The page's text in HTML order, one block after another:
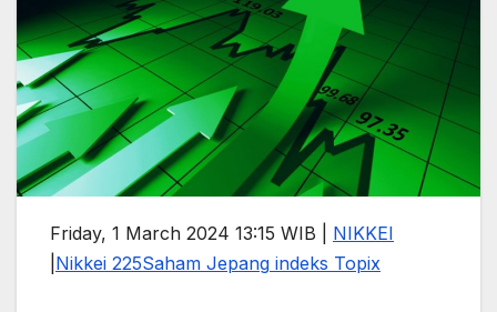
Friday, 1 March 2024 13:15 WIB | NIKKEI
Nikkei 225Saham Jepang indeks Topix